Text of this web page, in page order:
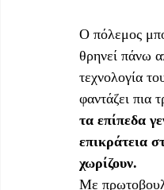
Ο πόλεμος
θρηνεί πάνω
τεχνολογία
φαντάζει πια
τα επίπεδα
επικράτεια
χωρίζουν.
Με